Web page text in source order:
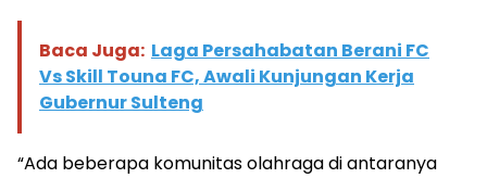
Baca Juga: Laga Persahabatan Berani FC
Vs Skill Touna FC, Awali Kunjungan Kerja
Gubernur Sulteng
“Ada beberapa komunitas olahraga di antaranya